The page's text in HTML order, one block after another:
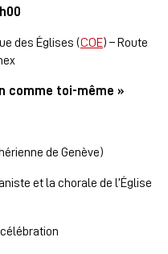
des Églises (COE) – Route
comme toi-même »
de Genève)
et la chorale de l’Église